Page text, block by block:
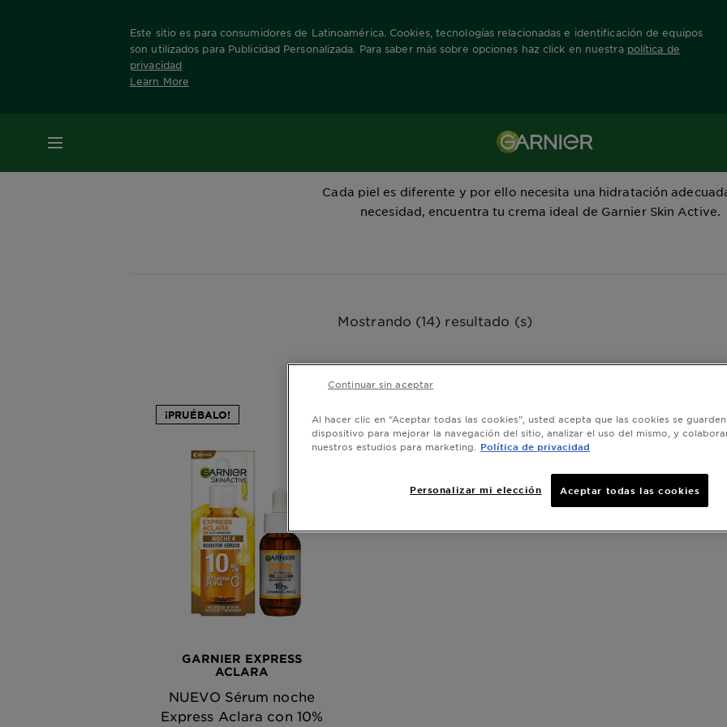
Este sitio es para consumidores de Latinoamérica. Cookies, tecnologías relacionadas e identificación de equipos
son utilizados para Publicidad Personalizada. Para saber más sobre opciones haz click en nuestra política de
privacidad
Learn More
MENÚ
Home Productos
Cremas Hidratantes
Cada piel es diferente y por ello necesita una hidratación
necesidad, encuentra tu crema ideal de Garnier Skin Active.
Mostrando (14) resultado (s)
¡PRUÉBALO!
GARNIER EXPRESS
ACLARA
NUEVO Sérum noche
Express Aclara con 10%
Al hacer clic en “Aceptar todas las cookies”, usted acepta que las cookies se
dispositivo para mejorar la navegación del sitio, analizar el uso del mismo, y
nuestros estudios para marketing.
Política de privacidad
Personalizar mi elección Aceptar todas las cookies
Continuar sin aceptar